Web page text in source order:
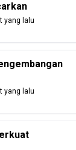
yang lalu
yang lalu